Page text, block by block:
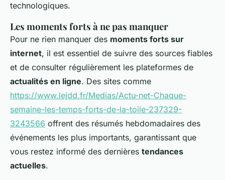
technologiques.
Les moments forts à ne pas manquer
Pour ne rien manquer des moments forts sur
internet, il est essentiel de suivre des sources fiables
et de consulter régulièrement les plateformes de
actualités en ligne. Des sites comme
https://www.lejdd.fr/Medias/Actu-net-Chaque-
semaine-les-temps-forts-de-la-toile-237329-
3243566 offrent des résumés hebdomadaires des
événements les plus importants, garantissant que
vous restez informé des dernières tendances
actuelles.